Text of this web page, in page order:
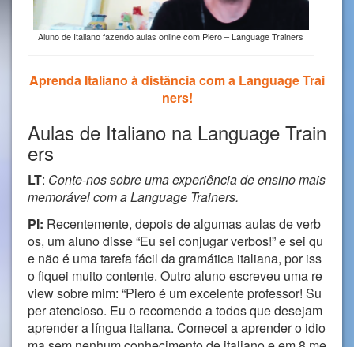
Aluno de Italiano fazendo aulas online com Piero – Language Trainers
Aprenda Italiano à distância com a Language Trai
ners!
Aulas de Italiano na Language Train
ers
LT: Conte-nos sobre uma experiência de ensino mais
memorável com a Language Trainers.
PI: Recentemente, depois de algumas aulas de verb
os, um aluno disse “Eu sei conjugar verbos!” e sei qu
e não é uma tarefa fácil da gramática italiana, por iss
o fiquei muito contente. Outro aluno escreveu uma re
view sobre mim: “Piero é um excelente professor! Su
per atencioso. Eu o recomendo a todos que desejam
aprender a língua italiana. Comecei a aprender o idio